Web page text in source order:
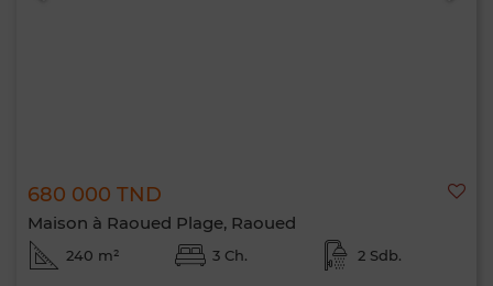
680 000 TND
Maison à Raoued Plage, Raoued
240 m² 3 Ch. 2 Sdb.